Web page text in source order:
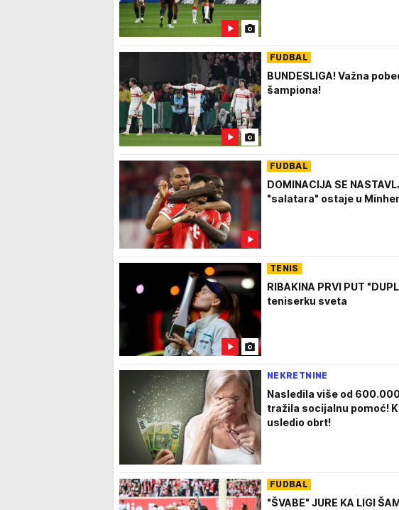
FUDBAL
BUNDESLIGA! Važna
šampiona!
FUDBAL
DOMINACIJA SE
"salatara" ostaje u
TENIS
RIBAKINA PRVI PUT
teniserku sveta
NEKRETNINE
Nasledila više od
tražila socijalnu pomoć!
usledio obrt!
FUDBAL
"ŠVABE" JURE KA LIGI